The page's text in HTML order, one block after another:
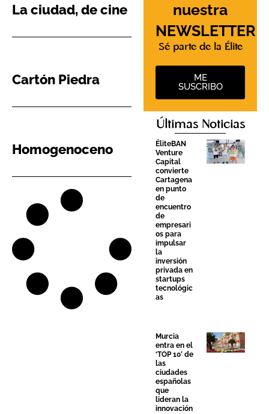
La ciudad, de cine
Cartón Piedra
Homogenoceno
nuestra
NEWSLETTER
Sé parte de la Élite
ME
SUSCRIBO
Últimas Noticias
ÉliteBAN
Venture
Capital
convierte
Cartagena
en punto
de
encuentro
de
empresari
os para
impulsar
la
inversión
privada en
startups
tecnológic
as
Murcia
entra en el
‘TOP 10’ de
las
ciudades
españolas
que
lideran la
innovación